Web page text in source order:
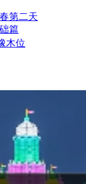
第二天
篇
木位